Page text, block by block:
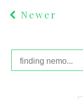
Newer